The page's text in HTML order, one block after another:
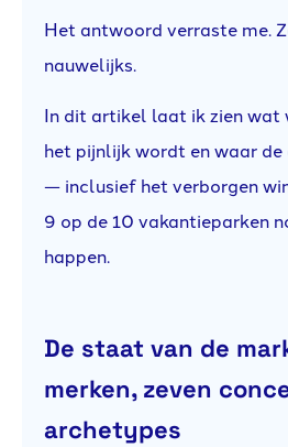
Het antwoord verraste me.
nauwelijks.
In dit artikel laat ik zien wat
het pijnlijk wordt en waar de
— inclusief het verborgen
9 op de 10 vakantieparken
happen.
De staat van de
merken, zeven
archetypes